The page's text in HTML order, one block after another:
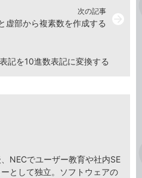
記を10進数表記に変換する
次の記事
虚部から複素数を作成する
NECでユーザー教育や社内SE
として独立。ソフトウェアの